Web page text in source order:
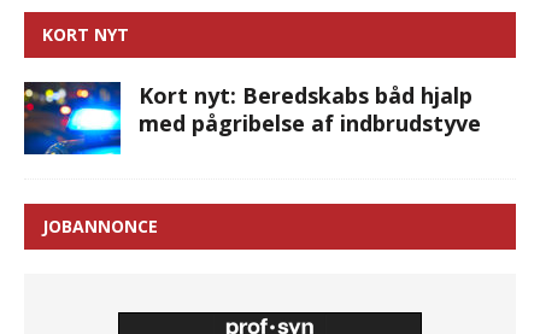
KORT NYT
Kort nyt: Beredskabs båd hjalp
med pågribelse af indbrudstyve
JOBANNONCE